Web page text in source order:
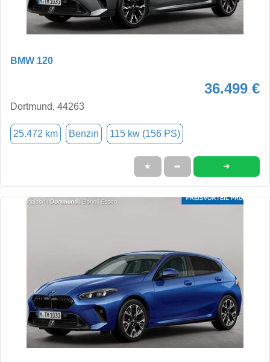
BMW 120
36.499 €
Dortmund, 44263
25.472 km Benzin 115 kw (156 PS)
★ ➦ ➜